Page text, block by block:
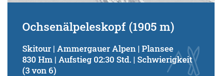
Ochsenälpeleskopf (1905 m)
Skitour | Ammergauer Alpen | Plansee
830 Hm | Aufstieg 02:30 Std. | Schwierigkeit
(3 von 6)